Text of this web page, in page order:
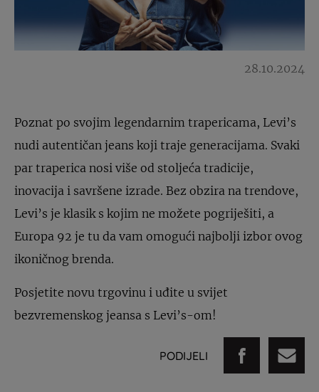
28.10.2024
Poznat po svojim legendarnim trapericama, Levi’s
nudi autentičan jeans koji traje generacijama. Svaki
par traperica nosi više od stoljeća tradicije,
inovacija i savršene izrade. Bez obzira na trendove,
Levi’s je klasik s kojim ne možete pogriješiti, a
Europa 92 je tu da vam omogući najbolji izbor ovog
ikoničnog brenda.
Posjetite novu trgovinu i uđite u svijet
bezvremenskog jeansa s Levi’s-om!
PODIJELI